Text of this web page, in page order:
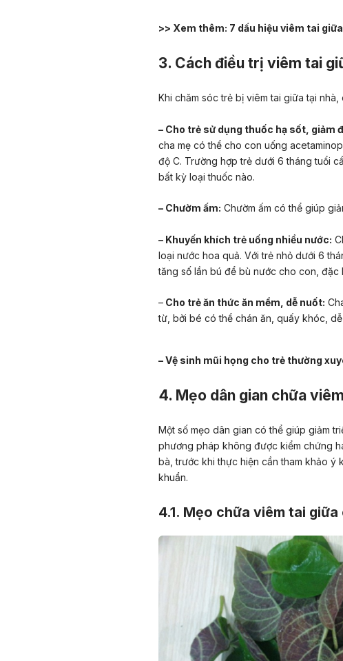
>> Xem thêm: 7 dấu hiệu viêm tai
3. Cách điều trị viêm tai
Khi chăm sóc trẻ bị viêm tai giữa tại
– Cho trẻ sử dụng thuốc hạ sốt, giảm
cha mẹ có thể cho con uống
độ C. Trường hợp trẻ dưới 6 tháng tuổi
bất kỳ loại thuốc nào.
– Chườm ấm: Chườm ấm có thể giúp
– Khuyến khích trẻ uống nhiều nước:
loại nước hoa quả. Với trẻ nhỏ dưới 6
tăng số lần bú để bù nước cho con, đặc
– Cho trẻ ăn thức ăn mềm, dễ nuốt:
từ, bởi bé có thể chán ăn, quấy khóc,
– Vệ sinh mũi họng cho trẻ thường
4. Mẹo dân gian chữa
Một số mẹo dân gian có thể giúp giảm
phương pháp không được kiểm chứng
bà, trước khi thực hiện cần tham khảo ý
khuẩn.
4.1. Mẹo chữa viêm tai